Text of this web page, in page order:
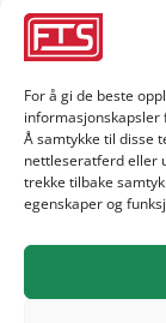
For å gi de beste
Å samtykke til disse
nettleseratferd eller
trekke tilbake
egenskaper og
952 28 000
Damvegen 4,